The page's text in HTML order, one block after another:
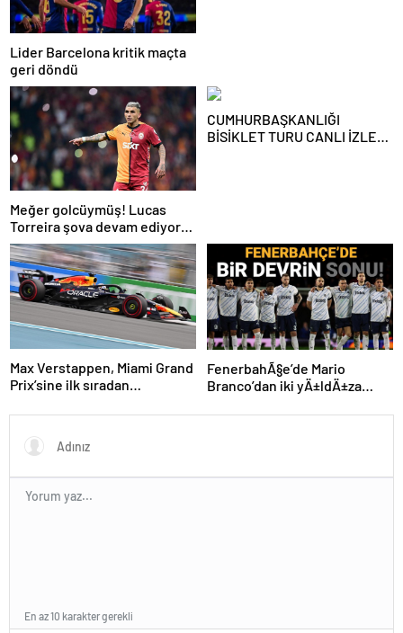
Lider Barcelona kritik maçta
geri döndü
Meğer golcüymüş! Lucas
Torreira şova devam ediyor…
CUMHURBAŞKANLIĞI
BİSİKLET TURU CANLI İZLE:
Max Verstappen, Miami Grand
Prix’sine ilk sıradan
FenerbahÃ§e’de Mario
Branco’dan iki yÄ±ldÄ±za
sezon yoksunuz”
En az 10 karakter gerekli